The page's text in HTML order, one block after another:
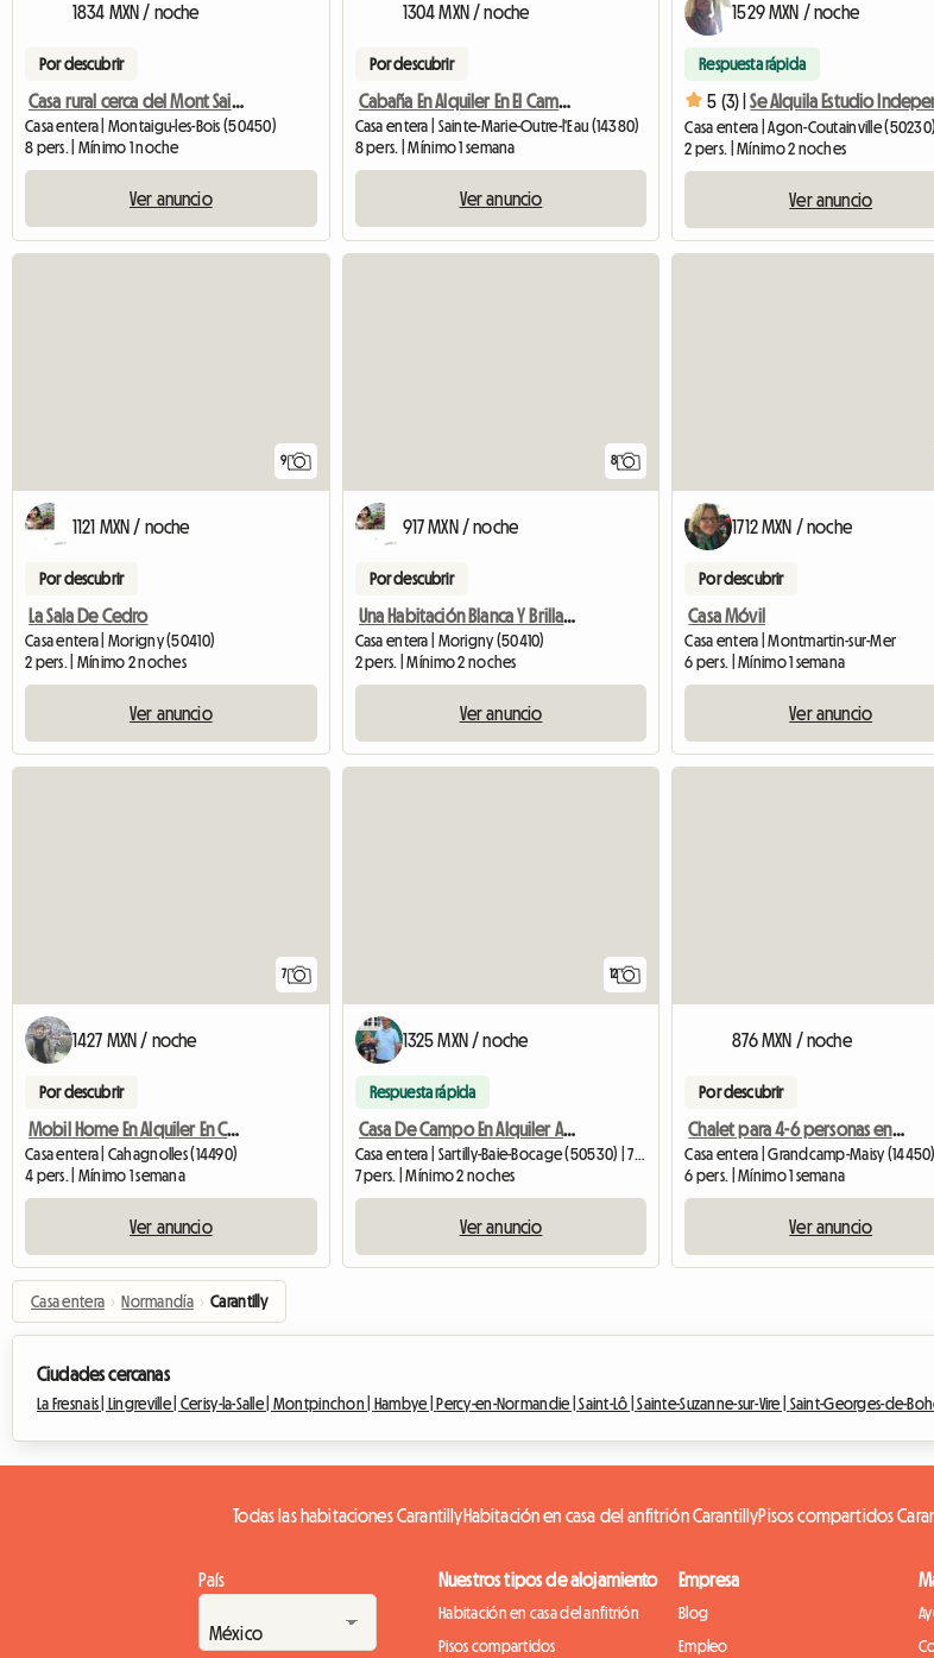
1834 MXN / noche
Por descubrir
Casa rural cerca del Mont Saint-Michel
Casa entera | Montaigu-les-Bois (50450)
8 pers. | Mínimo 1 noche
Ver anuncio
1304 MXN / noche
Por descubrir
Cabaña En Alquiler En El Campo
Casa entera | Sainte-Marie-Outre-l'Eau (14380)
8 pers. | Mínimo 1 semana
Ver anuncio
1529 MXN / noche
Respuesta rápida
5 (3) |
2 pers. | Mínimo 2 noches
Ver anuncio
9
1121 MXN / noche
Por descubrir
La Sala De Cedro
Casa entera | Morigny (50410)
2 pers. | Mínimo 2 noches
Ver anuncio
8
917 MXN / noche
Por descubrir
Una Habitación Blanca Y Brillante, (bandb Normandy)
Casa entera | Morigny (50410)
2 pers. | Mínimo 2 noches
Ver anuncio
1712 MXN / noche
Por descubrir
Casa Móvil
Casa entera | Montmartin-sur-Mer
6 pers. | Mínimo 1 semana
Ver anuncio
7
1427 MXN / noche
Por descubrir
Mobil Home En Alquiler En Camping 4*
Casa entera | Cahagnolles (14490)
4 pers. | Mínimo 1 semana
Ver anuncio
12
1325 MXN / noche
Respuesta rápida
Casa De Campo En Alquiler A 30 Mn Del Mont St Michel
Casa entera | Sartilly-Baie-Bocage (50530) | 75 M2
7 pers. | Mínimo 2 noches
Ver anuncio
876 MXN / noche
Por descubrir
Chalet para 4-6 personas en alquiler en Grandcamp
Casa entera | Grandcamp-Maisy (14450)
6 pers. | Mínimo 1 semana
Ver anuncio
Casa entera › Normandía › Carantilly
Ciudades cercanas
La Fresnais | Lingreville | Cerisy-la-Salle | Montpinchon | Hambye | Percy-en-Normandie |Saint-Lô |Sainte-Suzanne-sur-Vire | Saint-Georges-de-
Todas las habitaciones CarantillyHabitación en casa del anfitrión CarantillyPisos compartidos
País Nuestros tipos de alojamiento
Habitación en casa del anfitrión
Pisos compartidos
Empresa
Blog
Empleo